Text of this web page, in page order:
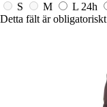
S
M L 24h
Detta fält är obligatoriskt